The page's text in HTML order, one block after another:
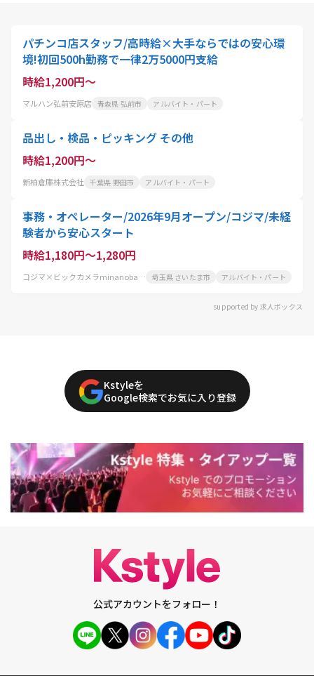
パチンコ店スタッフ/高時給×大手ならではの安心環
境!初回500h勤務で一律2万5000円支給
時給1,200円～
マルハン弘前安原店 青森県 弘前市 アルバイト・パート
品出し・検品・ピッキング その他
時給1,200円～
新柏倉庫株式会社 千葉県 野田市 アルバイト・パート
事務・オペレーター/2026年9月オープン/コジマ/未経
験者から安心スタート
時給1,180円～1,280円
コジマ×ビックカメラminanoba川口店 埼玉県 さいたま市 アルバイト・パート
supported by 求人ボックス
Kstyleを
Google検索でお気に入り登録
公式アカウントをフォロー！